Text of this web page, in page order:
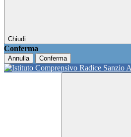
Chiudi
Conferma
Annulla Conferma